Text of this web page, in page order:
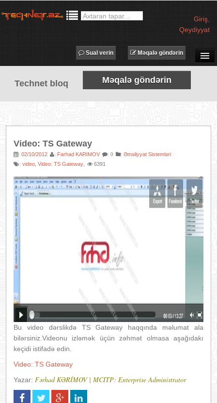
Giriş
Qeydiyyat
SUAL-CAVAB
TECHNET TV
MƏQALƏLƏR
IT LÜĞƏT
XƏBƏRLƏR
Məqalə göndərin
Sual verin
Technet bloq Məqalə göndərin
Video: TS Gateway
: 02/10/2012 : Farhad KARIMOV : 0 : Əməliyyat Sistemləri
: video Video: TS Gateway 6391
Bu video dərslikdə TS Gateway haqqında məlumat ala
bilərsiniz.Videonu izləmək üçün zəhmət olmasa aşağıdakı
keçidi istifadə edin.
Video: TS Gateway
Yazar: Fərhad KƏRİMOV | MCITP: Enterprise Administrator